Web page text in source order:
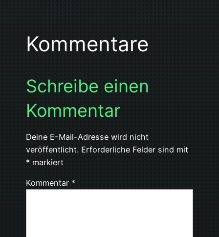
Kommentare
Schreibe einen
Kommentar
Deine E-Mail-Adresse wird nicht
veröffentlicht. Erforderliche Felder sind mit
* markiert
Kommentar *